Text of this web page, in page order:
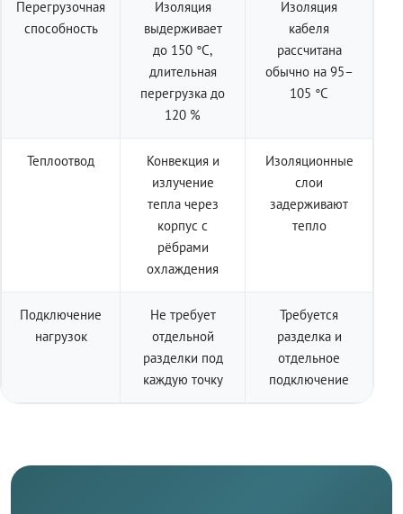
Перегрузочная
способность
Изоляция
выдерживает
до 150 °C,
длительная
перегрузка до
120 %
Изоляция
кабеля
рассчитана
обычно на 95–
105 °C
Теплоотвод
Конвекция и
излучение
тепла через
корпус с
рёбрами
охлаждения
Изоляционные
слои
задерживают
тепло
Подключение
нагрузок
Не требует
отдельной
разделки под
каждую точку
Требуется
разделка и
отдельное
подключение